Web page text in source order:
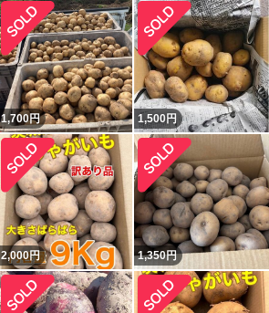
1,700円 1,500円
2,000円 1,350円